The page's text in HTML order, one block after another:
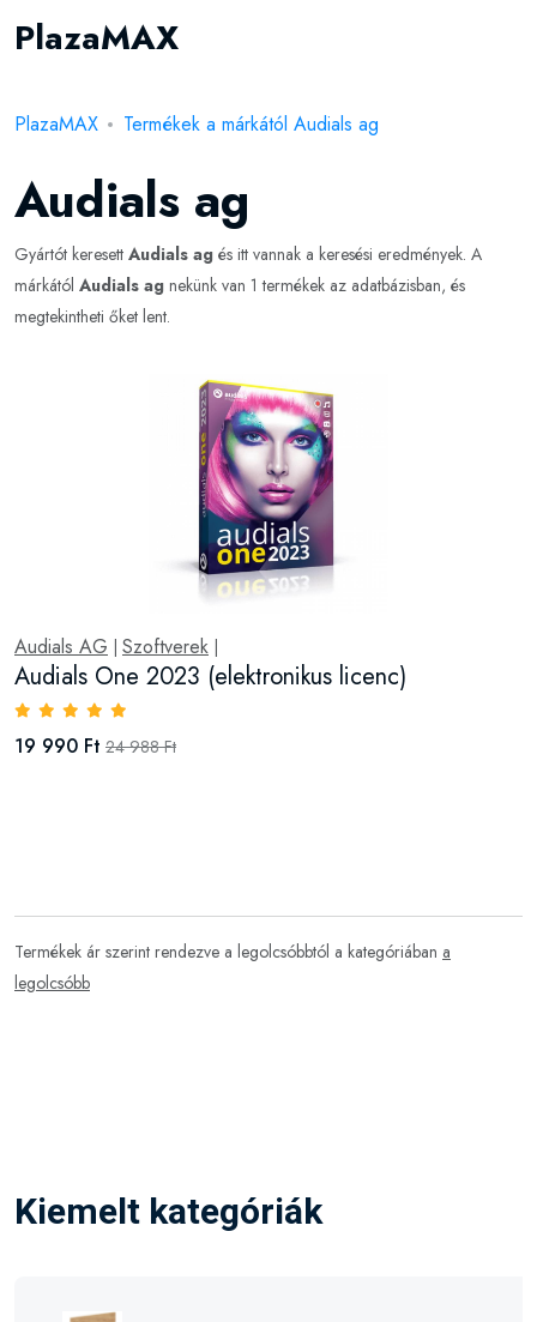
PlazaMAX
PlazaMAX Termékek a márkától Audials ag
Audials ag
Gyártót keresett Audials ag és itt vannak a keresési eredmények. A
márkától Audials ag nekünk van 1 termékek az adatbázisban, és
megtekintheti őket lent.
Audials AG Szoftverek
Audials One 2023 (elektronikus licenc)
19 990 Ft 24 988 Ft
Termékek ár szerint rendezve a legolcsóbbtól a kategóriában a
legolcsóbb
Kiemelt kategóriák